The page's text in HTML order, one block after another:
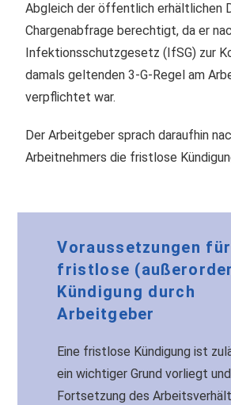
Abgleich der öffentlich erhältlichen
Chargenabfrage berechtigt, da er
Infektionsschutzgesetz (IfSG) zur
damals geltenden 3-G-Regel am
verpflichtet war.
Der Arbeitgeber sprach daraufhin
Arbeitnehmers die fristlose
Voraussetzungen für
fristlose
Kündigung durch
Arbeitgeber
Eine fristlose Kündigung ist
ein wichtiger Grund vorliegt
Fortsetzung des